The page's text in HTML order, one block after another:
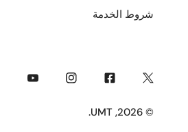
شروط الخدمة
Twitter
Facebook
Instagram
© 2026,
UMT
.